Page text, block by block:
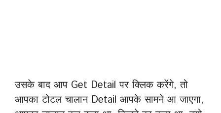
उसके बाद आप Get Detail पर क्लिक करेंगे, तो
आपका टोटल चालान Detail आपके सामने आ जाएगा,